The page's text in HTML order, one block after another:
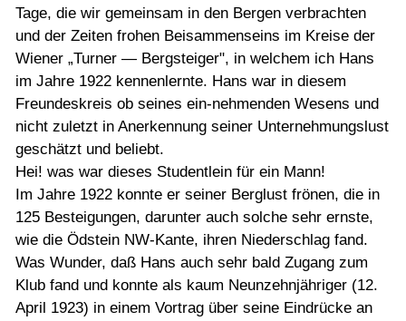
Tage, die wir gemeinsam in den Bergen verbrachten
und der Zeiten frohen Beisammenseins im Kreise der
Wiener „Turner — Bergsteiger", in welchem ich Hans
im Jahre 1922 kennenlernte. Hans war in diesem
Freundeskreis ob seines ein-nehmenden Wesens und
nicht zuletzt in Anerkennung seiner Unternehmungslust
geschätzt und beliebt.
Hei! was war dieses Studentlein für ein Mann!
Im Jahre 1922 konnte er seiner Berglust frönen, die in
125 Besteigungen, darunter auch solche sehr ernste,
wie die Ödstein NW-Kante, ihren Niederschlag fand.
Was Wunder, daß Hans auch sehr bald Zugang zum
Klub fand und konnte als kaum Neunzehnjähriger (12.
April 1923) in einem Vortrag über seine Eindrücke an